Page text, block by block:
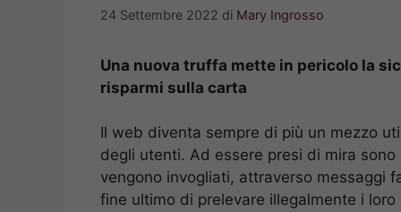
24 Settembre 2022 di Mary Ingrosso
Una nuova truffa mette in pericolo la
risparmi sulla carta
Il web diventa sempre di più un mezzo
degli utenti. Ad essere presi di mira
vengono invogliati, attraverso messaggi
fine ultimo di prelevare illegalmente i